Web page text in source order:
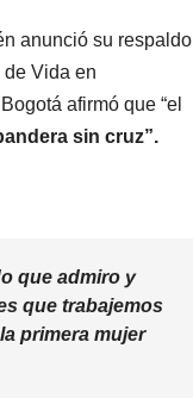
anunció su respaldo
Vida en
afirmó que “el
sin cruz”.
que admiro y
que trabajemos
primera mujer